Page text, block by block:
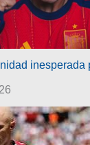
inesperada